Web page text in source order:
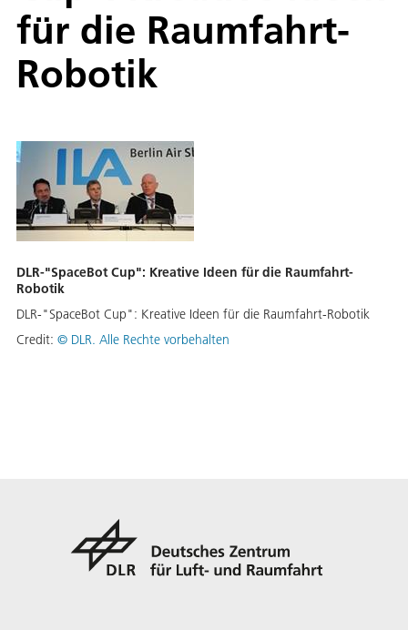
für die Raumfahrt-
Robotik
DLR-"SpaceBot Cup": Kreative Ideen für die Raumfahrt-
Robotik
DLR-"SpaceBot Cup": Kreative Ideen für die Raumfahrt-Robotik
Credit: © DLR. Alle Rechte vorbehalten